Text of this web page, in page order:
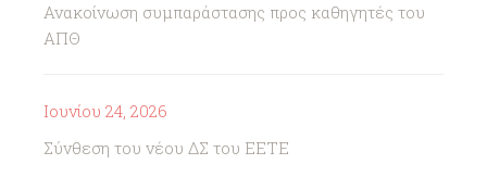
Ανακοίνωση συμπαράστασης προς καθηγητές του
ΑΠΘ
Ιουνίου 24, 2026
Σύνθεση του νέου ΔΣ του ΕΕΤΕ